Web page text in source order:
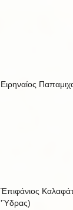
Ειρηναίος
Έπιφάνιος
'Ύδρας)